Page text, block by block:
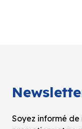
Soyez informé